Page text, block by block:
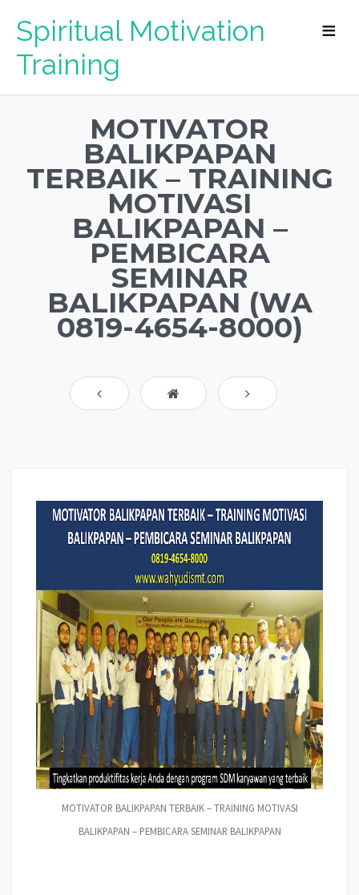
Spiritual Motivation
Training
MOTIVATOR
BALIKPAPAN
TERBAIK – TRAINING
MOTIVASI
BALIKPAPAN –
PEMBICARA
SEMINAR
BALIKPAPAN (WA
0819-4654-8000)
MOTIVATOR BALIKPAPAN TERBAIK – TRAINING MOTIVASI
BALIKPAPAN – PEMBICARA SEMINAR BALIKPAPAN